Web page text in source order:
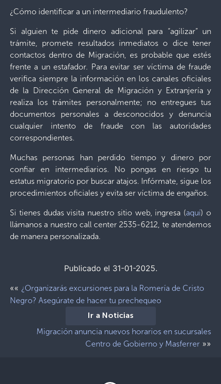
¿Cómo identificar a un intermediario fraudulento?
Si alguien te pide dinero adicional para “agilizar” un
trámite, promete resultados inmediatos o dice tener
contactos dentro de Migración, es probable que estés
frente a un estafador. Para evitar ser víctima de fraude
verifica siempre la información en los canales oficiales
de la Dirección General de Migración y Extranjería y
realiza los trámites personalmente; no entregues tus
documentos personales a desconocidos y denuncia
cualquier intento de fraude con las autoridades
correspondientes.
Muchas personas han perdido tiempo y dinero por
confiar en intermediarios. No pongas en riesgo tu
estatus migratorio por buscar atajos. Infórmate, sigue los
procedimientos oficiales y evita ser víctima de engaños.
Si tienes dudas visita nuestro sitio web, ingresa (aquí) o
llámanos a nuestro call center 2535-6212, te atendemos
de manera personalizada.
Publicado el 31-01-2025.
«« ¿Organizarás excursiones para la Romería de Cristo
Negro? Asegúrate de hacer tu prechequeo
Ir a Noticias
Migración anuncia nuevos horarios en sucursales
Centro de Gobierno y Masferrer »»